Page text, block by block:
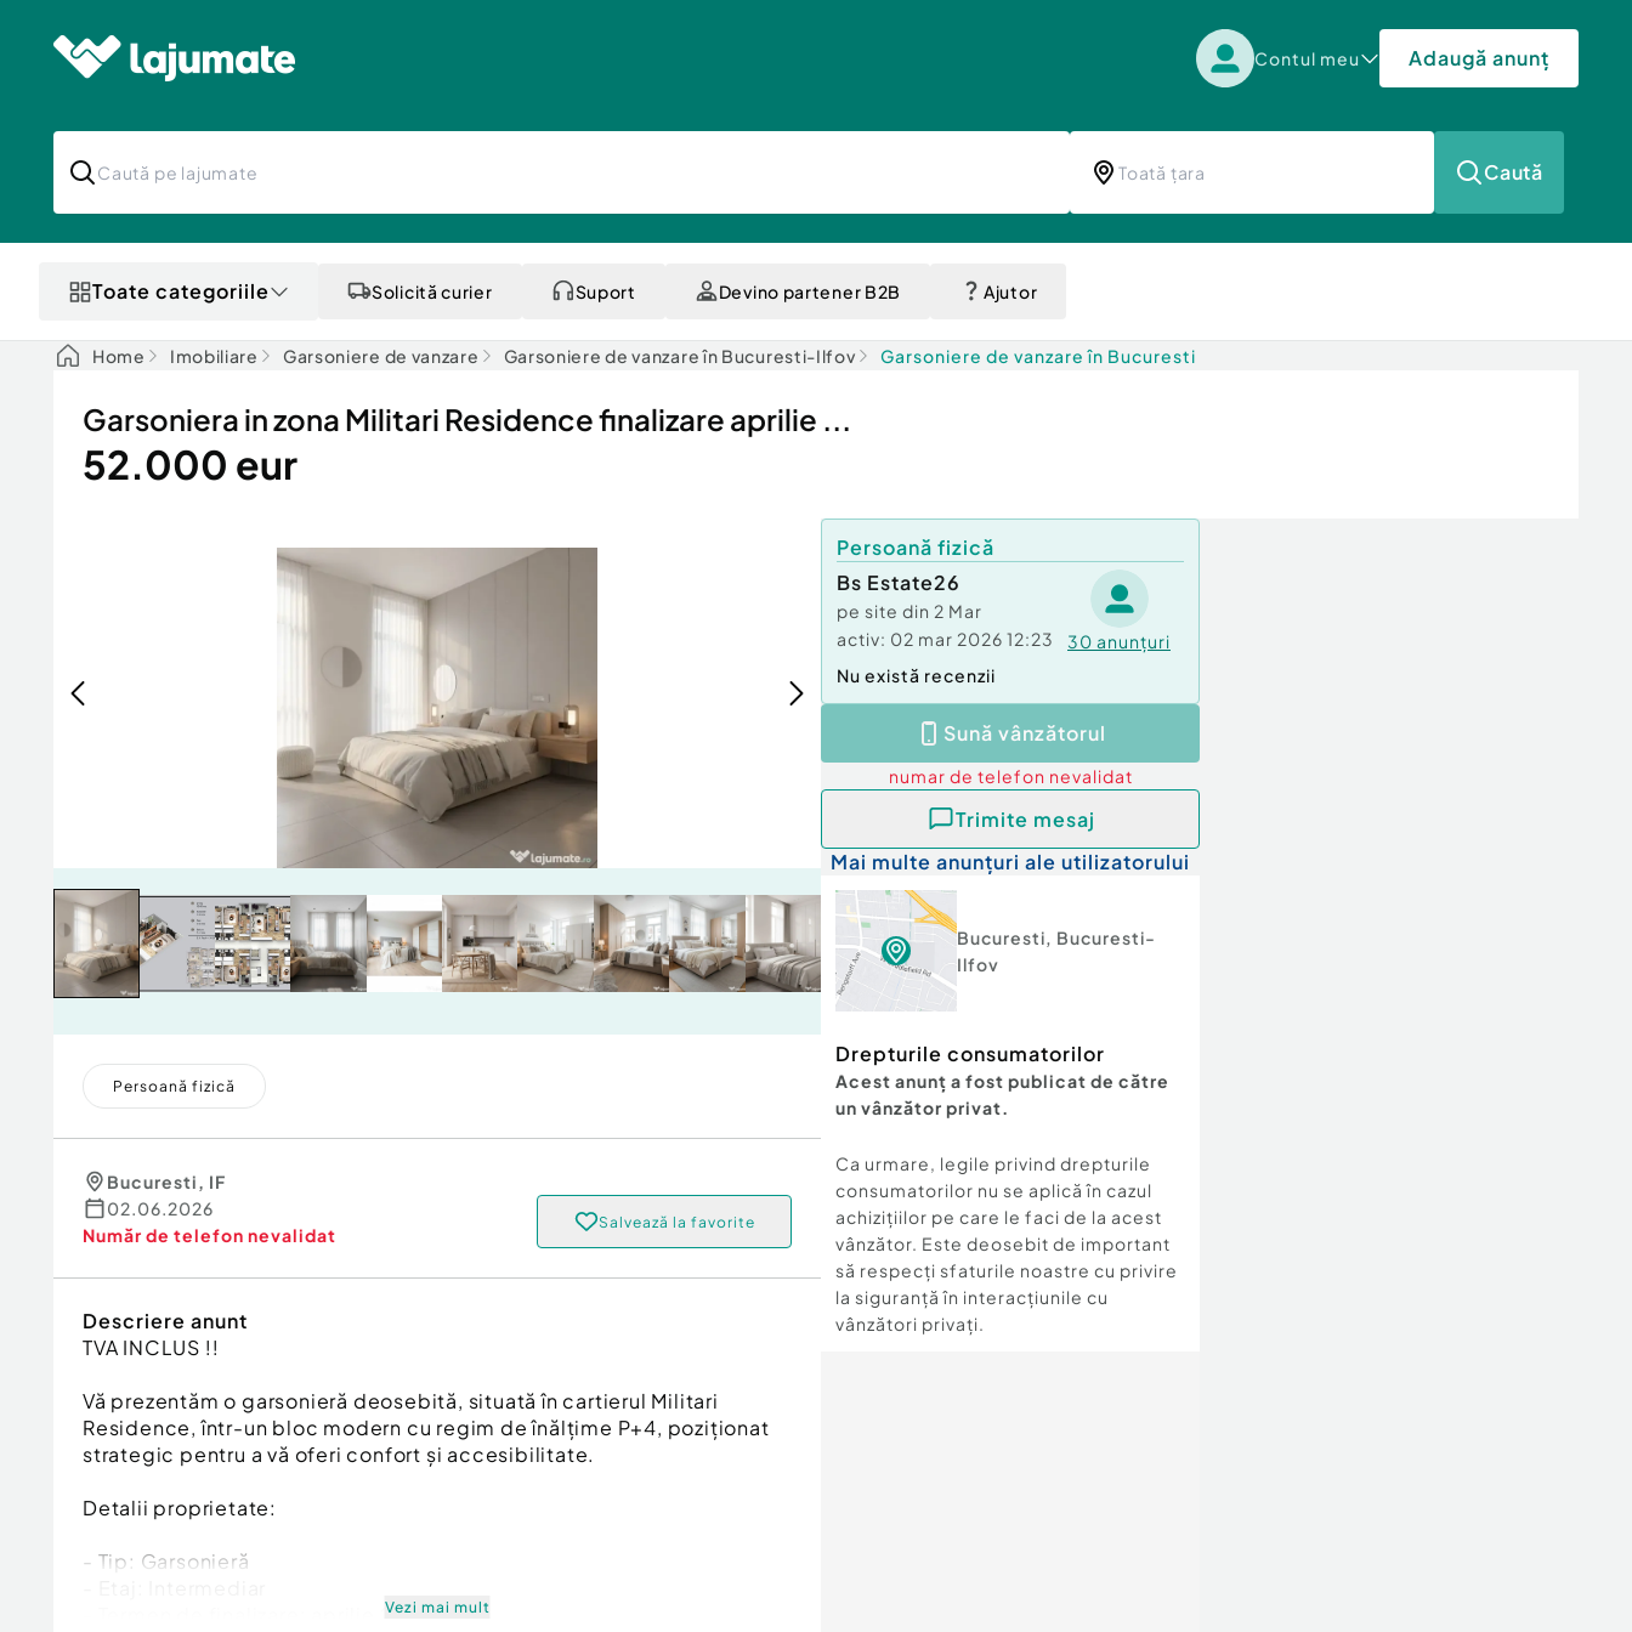
Contul meu Adaugă anunț
Caută
Toate categoriile Solicită curier Suport Devino partener B2B Ajutor
Home Imobiliare Garsoniere de vanzare Garsoniere de vanzare în Bucuresti-Ilfov Garsoniere de vanzare în Bucuresti
Garsoniera in zona Militari Residence finalizare aprilie ...
52.000 eur
Persoană fizică
Bucuresti, IF
02.06.2026
Număr de telefon nevalidat
Salvează la favorite
Descriere anunt
TVA INCLUS !!
Vă prezentăm o garsonieră deosebită, situată în cartierul Militari
Residence, într-un bloc modern cu regim de înălțime P+4, poziționat
strategic pentru a vă oferi confort și accesibilitate.
Detalii proprietate:
- Tip: Garsonieră
- Termen de finalizare: aprilie 2026Vezi mai mult
Persoană fizică
Bs Estate26
pe site din 2 Mar
activ: 02 mar 2026 12:23 30 anunțuri
Nu există recenzii
Sună vânzătorul
numar de telefon nevalidat
Trimite mesaj
Mai multe anunțuri ale utilizatorului
Bucuresti, Bucuresti-
Ilfov
Drepturile consumatorilor
Acest anunț a fost publicat de către
un vânzător privat.
Ca urmare, legile privind drepturile
consumatorilor nu se aplică în cazul
achizițiilor pe care le faci de la acest
vânzător. Este deosebit de important
să respecți sfaturile noastre cu privire
la siguranță în interacțiunile cu
vânzători privați.